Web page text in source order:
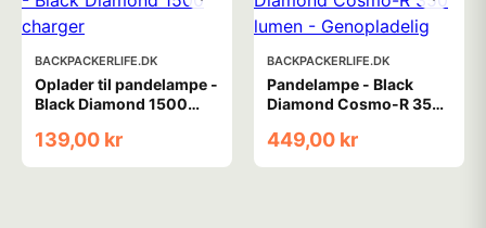
BACKPACKERLIFE.DK
Oplader til pandelampe -
Black Diamond 1500
139,00 kr
BACKPACKERLIFE.DK
Pandelampe - Black
Diamond Cosmo-R 350
449,00 kr